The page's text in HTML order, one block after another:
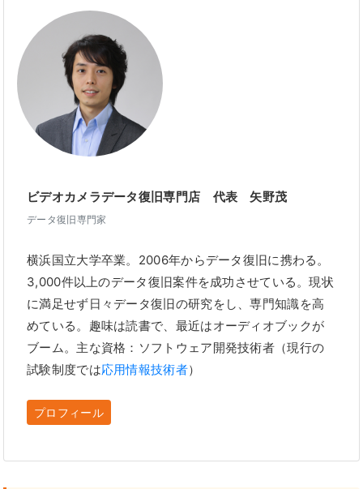
ビデオカメラデータ復旧専門店 代表 矢野茂
データ復旧専門家
横浜国立大学卒業。2006年からデータ復旧に携わる。
3,000件以上のデータ復旧案件を成功させている。現状
に満足せず日々データ復旧の研究をし、専門知識を高
めている。趣味は読書で、最近はオーディオブックが
ブーム。主な資格：ソフトウェア開発技術者（現行の
試験制度では応用情報技術者）
プロフィール